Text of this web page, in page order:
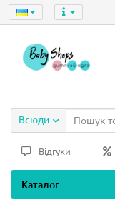
Всюди
Відгуки
Каталог